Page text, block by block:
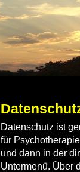
Datenschutz ist
für
und dann in der
Untermenü. Über